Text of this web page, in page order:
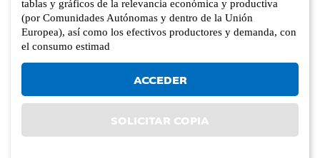
tablas y gráficos de la relevancia económica y productiva
(por Comunidades Autónomas y dentro de la Unión
Europea), así como los efectivos productores y demanda, con
el consumo estimad
ACCEDER
SOLICITAR COPIA